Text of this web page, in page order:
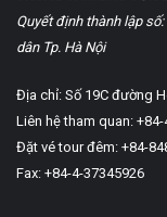
Quyết định thành lập
dân Tp. Hà Nội
Địa chỉ: Số 19C đường
Liên hệ tham quan:
Đặt vé tour đêm: +84-
Fax: +84-4-37345926